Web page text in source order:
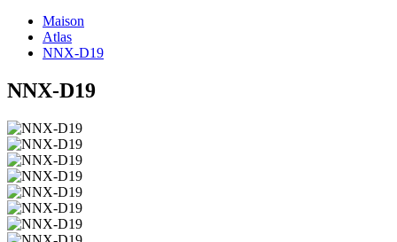
Maison
Atlas
NNX-D19
NNX-D19